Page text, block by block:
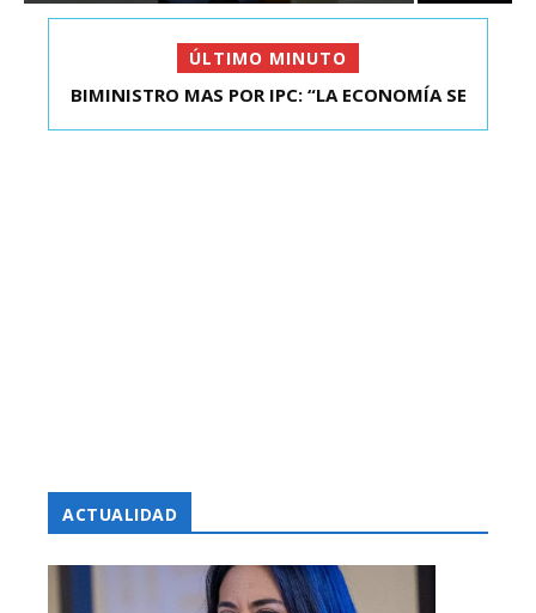
ÚLTIMO MINUTO
KAST SE REUNIÓ CON EL PRESIDENTE ELECTO DE
BIMINISTRO MAS POR IPC: “LA ECONOMÍA SE
ACTUALIDAD